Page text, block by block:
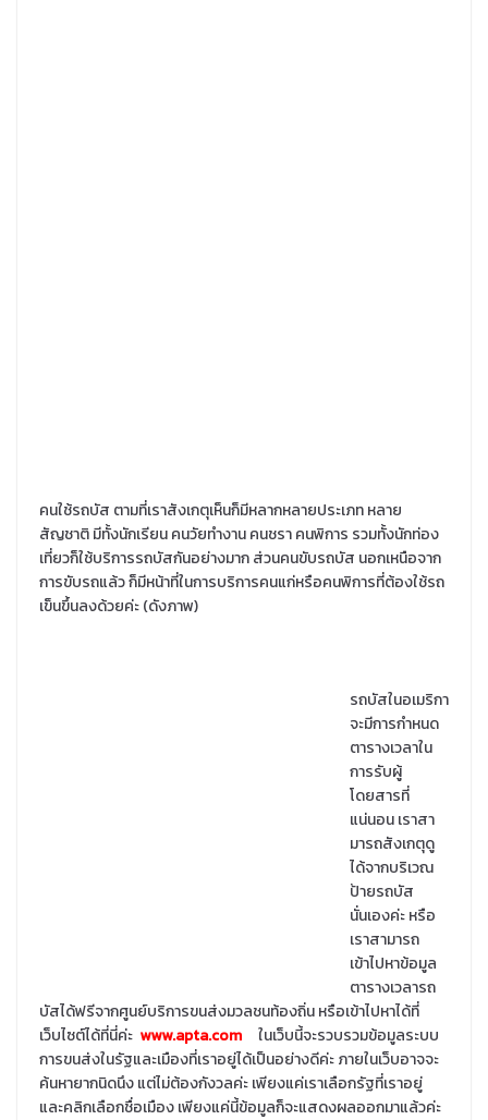
คนใช้รถบัส ตามที่เราสังเกตุเห็นก็มีหลากหลายประเภท หลาย
สัญชาติ มีทั้งนักเรียน คนวัยทำงาน คนชรา คนพิการ รวมทั้งนักท่อง
เที่ยวก็ใช้บริการรถบัสกันอย่างมาก ส่วนคนขับรถบัส นอกเหนือจาก
การขับรถแล้ว ก็มีหน้าที่ในการบริการคนแก่หรือคนพิการที่ต้องใช้รถ
เข็นขึ้นลงด้วยค่ะ (ดังภาพ)
รถบัสในอเมริกา
จะมีการกำหนด
ตารางเวลาใน
การรับผู้
โดยสารที่
แน่นอน เราสา
มารถสังเกตุดู
ได้จากบริเวณ
ป้ายรถบัส
นั่นเองค่ะ หรือ
เราสามารถ
เข้าไปหาข้อมูล
ตารางเวลารถ
บัสได้ฟรีจากศูนย์บริการขนส่งมวลชนท้องถิ่น หรือเข้าไปหาได้ที่
เว็บไซต์ได้ที่นี่ค่ะ www.apta.com
ในเว็บนี้จะรวบรวมข้อมูลระบบ
การขนส่งในรัฐและเมืองที่เราอยู่ได้เป็นอย่างดีค่ะ ภายในเว็บอาจจะ
ค้นหายากนิดนึง แต่ไม่ต้องกังวลค่ะ เพียงแค่เราเลือกรัฐที่เราอยู่
และคลิกเลือกชื่อเมือง เพียงแค่นี้ข้อมูลก็จะแสดงผลออกมาแล้วค่ะ